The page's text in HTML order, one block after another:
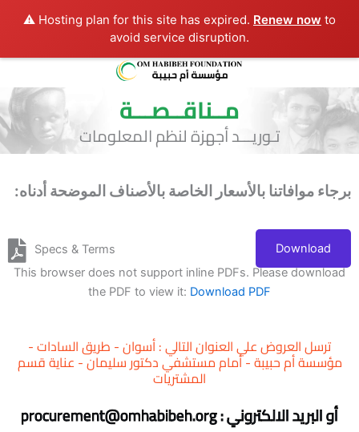
⚠️ Hosting plan for this site has expired. Renew now to
avoid service disruption.
مــناقــصـــة
تـوريـــد أجهزة لنظم المعلومات
برجاء موافاتنا بالأسعار الخاصة بالأصناف الموضحة أدناه:
Specs & Terms
Download
This browser does not support inline PDFs. Please download
the PDF to view it: Download PDF
ترسل العروض علي العنوان التالي : أسوان - طريق السادات -
مؤسسة أم حبيبة - أمام مستشفي دكتور سليمان - عناية قسم
المشتريات
أو البريد الالكتروني :procurement@omhabibeh.org